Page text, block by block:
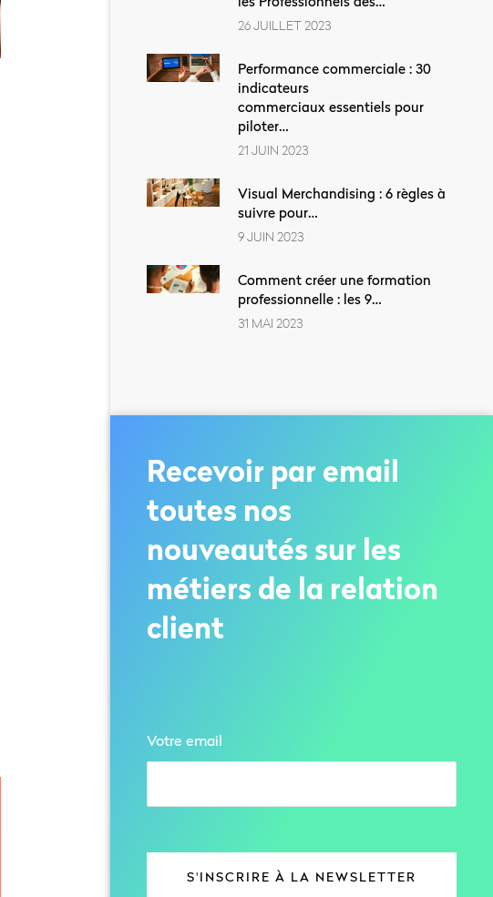
26 JUILLET 2023
Performance commerciale : 30
indicateurs
commerciaux essentiels pour
piloter…
21 JUIN 2023
Visual Merchandising : 6 règles à
suivre pour…
9 JUIN 2023
Comment créer une formation
professionnelle : les 9…
31 MAI 2023
Recevoir par email
toutes nos
nouveautés sur les
métiers de la relation
client
Votre email